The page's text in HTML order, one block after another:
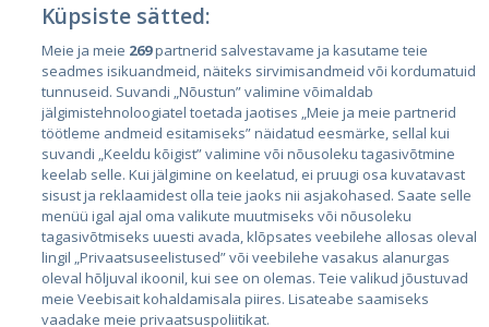
Riigid
Eesti
Läti
Leedu
Küpsiste sätted:
Meie ja meie 269partnerid salvestavame ja kasutame teie
seadmes isikuandmeid, näiteks sirvimisandmeid või kordumatuid
tunnuseid. Suvandi „Nõustun” valimine võimaldab
jälgimistehnoloogiatel toetada jaotises „Meie ja meie partnerid
töötleme andmeid esitamiseks” näidatud eesmärke, sellal kui
suvandi „Keeldu kõigist” valimine või nõusoleku tagasivõtmine
keelab selle. Kui jälgimine on keelatud, ei pruugi osa kuvatavast
sisust ja reklaamidest olla teie jaoks nii asjakohased. Saate selle
menüü igal ajal oma valikute muutmiseks või nõusoleku
tagasivõtmiseks uuesti avada, klõpsates veebilehe allosas oleval
lingil „Privaatsuseelistused” või veebilehe vasakus alanurgas
oleval hõljuval ikoonil, kui see on olemas. Teie valikud jõustuvad
meie Veebisait kohaldamisala piires. Lisateabe saamiseks
vaadake meie privaatsuspoliitikat.